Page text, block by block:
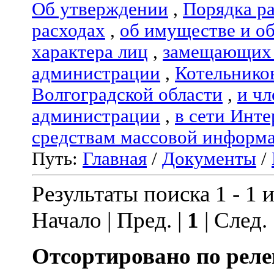
Об утверждении , Порядка
расходах , об имуществе и
характера лиц , замещающих
администрации ,
Волгоградской области , и
администрации , в сети
средствам массовой
Путь: Главная / Документы /
Результаты поиска 1 - 1
Начало | Пред. | 1 |
Отсортировано по